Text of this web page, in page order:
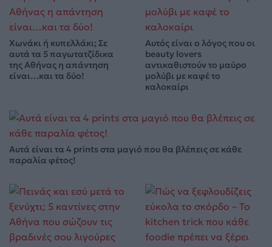
Χωνάκι ή κυπελλάκι; Σε
αυτά τα 5 παγωτατζίδικα
της Αθήνας η απάντηση
είναι…και τα δύο!
Αυτός είναι ο λόγος που οι
beauty lovers
αντικαθιστούν το μαύρο
μολύβι με καφέ το
καλοκαίρι
Αυτά είναι τα 4 prints στα μαγιό που θα βλέπεις σε κάθε
παραλία φέτος!